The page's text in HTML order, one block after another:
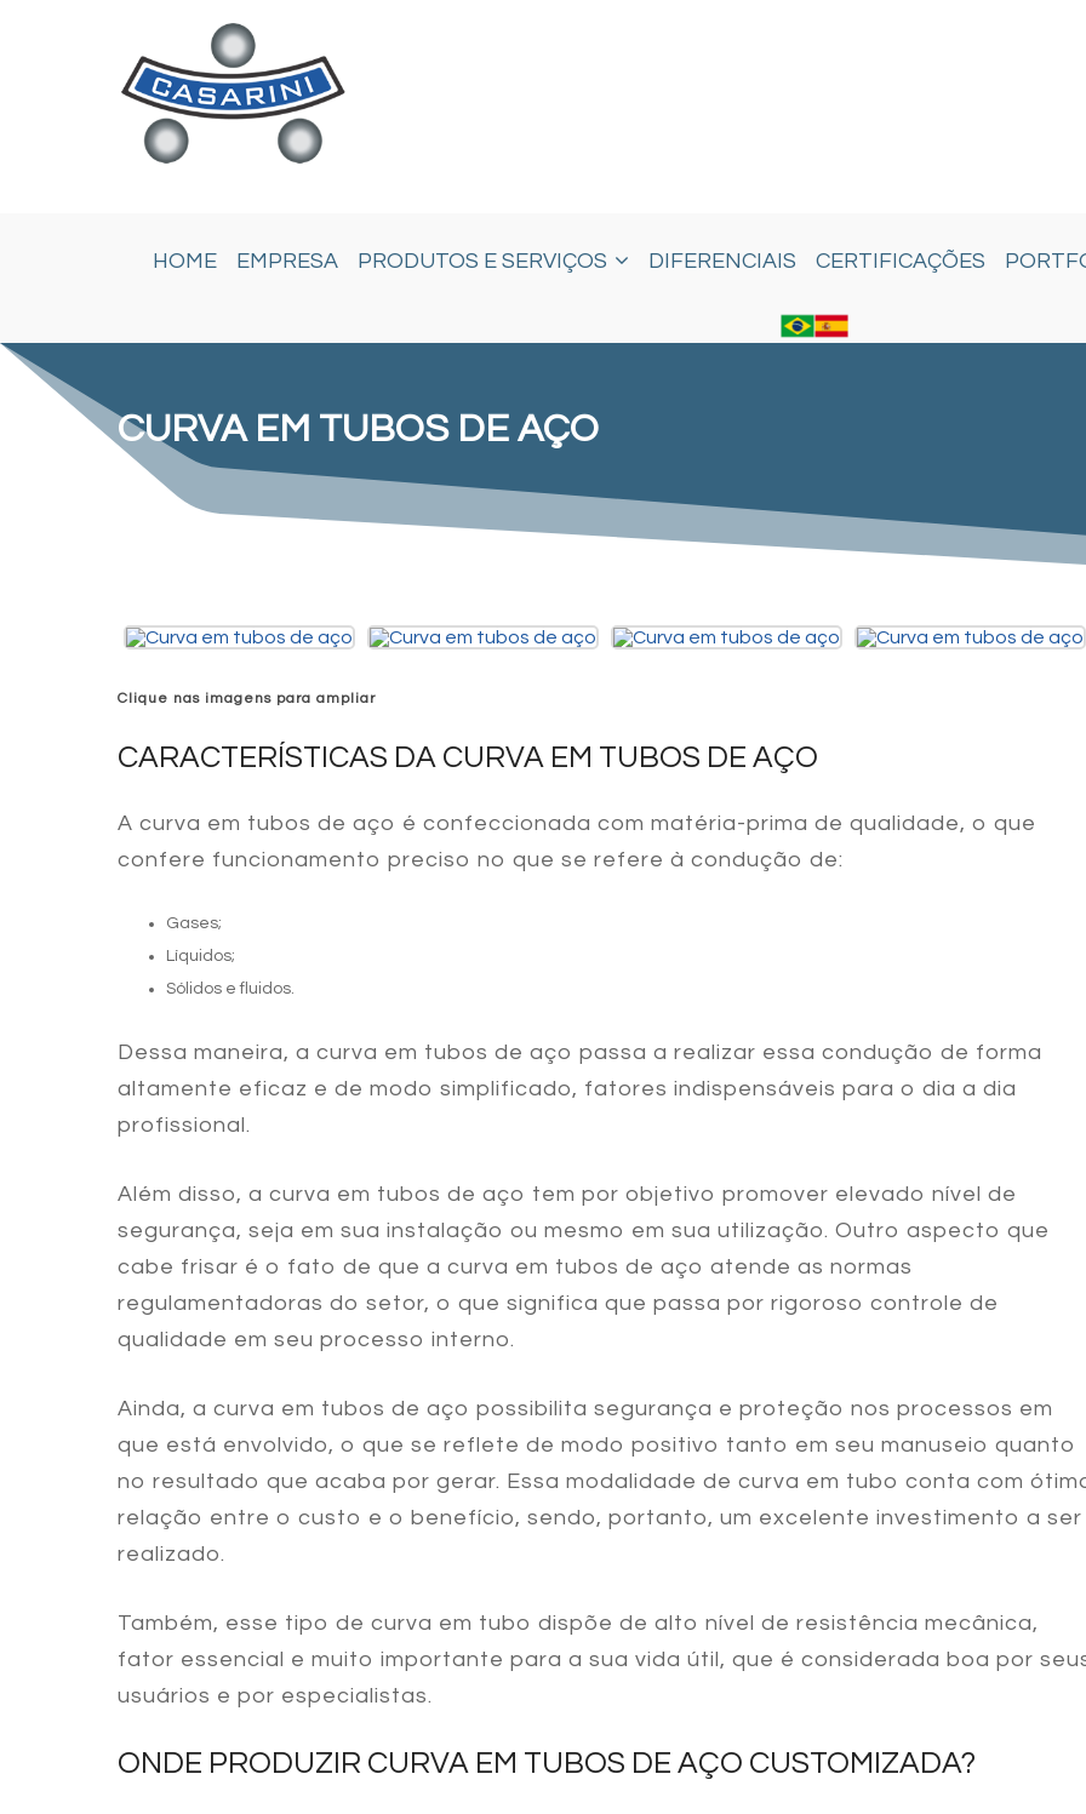
HOME EMPRESA PRODUTOS E SERVIÇOS DIFERENCIAIS CERTIFICAÇÕES
CURVA EM TUBOS DE AÇO
Clique nas imagens para ampliar
CARACTERÍSTICAS DA CURVA EM TUBOS DE AÇO
A curva em tubos de aço é confeccionada com matéria-prima de qualidade, o que
confere funcionamento preciso no que se refere à condução de:
Gases;
Líquidos;
Sólidos e fluidos.
Dessa maneira, a curva em tubos de aço passa a realizar essa condução de forma
altamente eficaz e de modo simplificado, fatores indispensáveis para o dia a dia
profissional.
Além disso, a curva em tubos de aço tem por objetivo promover elevado nível de
segurança, seja em sua instalação ou mesmo em sua utilização. Outro aspecto que
cabe frisar é o fato de que a curva em tubos de aço atende as normas
regulamentadoras do setor, o que significa que passa por rigoroso controle de
qualidade em seu processo interno.
Ainda, a curva em tubos de aço possibilita segurança e proteção nos processos em
que está envolvido, o que se reflete de modo positivo tanto em seu manuseio quanto
no resultado que acaba por gerar. Essa modalidade de curva em tubo conta com
relação entre o custo e o benefício, sendo, portanto, um excelente investimento a ser
realizado.
Também, esse tipo de curva em tubo dispõe de alto nível de resistência mecânica,
fator essencial e muito importante para a sua vida útil, que é considerada boa por
usuários e por especialistas.
ONDE PRODUZIR CURVA EM TUBOS DE AÇO CUSTOMIZADA?